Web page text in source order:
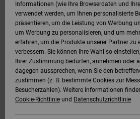
Informationen (wie Ihre Browserdaten und
verwendet werden, um Ihnen personalisierte
präsentieren, um die Leistung von Werbung
um Werbung zu personalisieren, und um
erfahren, um die Produkte unserer Partner zu
verbessern. Sie können Ihre Wahl so
Ihrer Zustimmung bedürfen, annehmen oder
dagegen aussprechen, wenn Sie den
zustimmen (z. B. bestimmte Cookies zur
Besucherzahlen). Weitere Informationen
Cookie-Richtlinie und Datenschutzrichtlinie